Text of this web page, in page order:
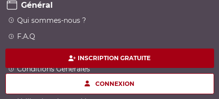
INSCRIPTION GRATUITE
CONNEXION
Général
Qui sommes-nous ?
F.A.Q
Conditions Générales
Politique de confidentialité Utilisateurs